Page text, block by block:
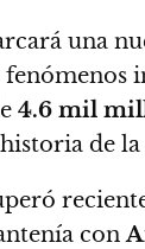
una
4.6 mil
de
con